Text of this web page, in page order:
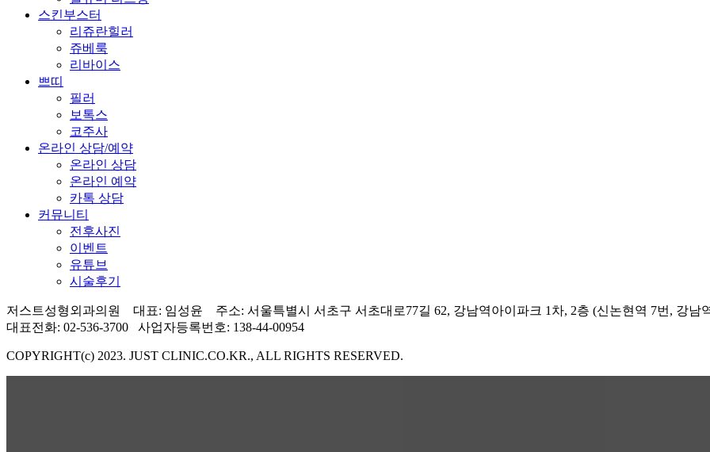
스킨부스터
리쥬란힐러
쥬베룩
리바이스
쁘띠
필러
보톡스
코주사
온라인 상담/예약
온라인 상담
온라인 예약
카톡 상담
커뮤니티
전후사진
이벤트
유튜브
시술후기
저스트성형외과의원 대표: 임성윤 주소: 서울특별시 서초구 서초대로77길 62, 강남역아이파크 1차, 2층 (신논현역 7번, 강남
대표전화: 02-536-3700 사업자등록번호: 138-44-00954
COPYRIGHT(c) 2023. JUST CLINIC.CO.KR., ALL RIGHTS RESERVED.